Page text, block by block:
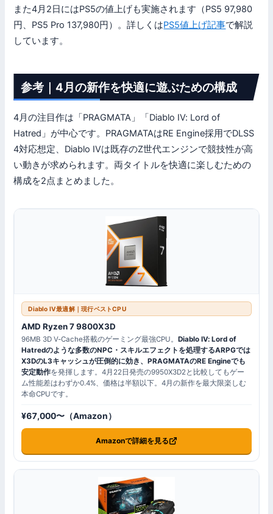
また4月2日にはPS5の値上げも実施されます（PS5 97,980
円、PS5 Pro 137,980円）。詳しくはPS5値上げ記事で解説
しています。
参考｜4月の新作を快適に遊ぶための構成
4月の注目作は「PRAGMATA」「Diablo IV: Lord of
Hatred」が中心です。PRAGMATAはRE Engine採用でDLSS
4対応想定、Diablo IVは既存のZ世代エンジンで競技性が高
い動きが求められます。両タイトルを快適に楽しむための
構成を2点まとめました。
Diablo IV最適解｜現行ベストCPU
AMD Ryzen 7 9800X3D
96MB 3D V-Cache搭載のゲーミング最強CPU。Diablo IV: Lord of
Hatredのような多数のNPC・スキルエフェクトを処理するARPGでは
X3DのL3キャッシュが圧倒的に効き、PRAGMATAのRE Engineでも
安定動作を発揮します。4月22日発売の9950X3D2と比較してもゲー
ム性能差はわずか0.4%、価格は半額以下。4月の新作を最大限楽しむ
本命CPUです。
¥67,000〜（Amazon）
Amazonで詳細を見る